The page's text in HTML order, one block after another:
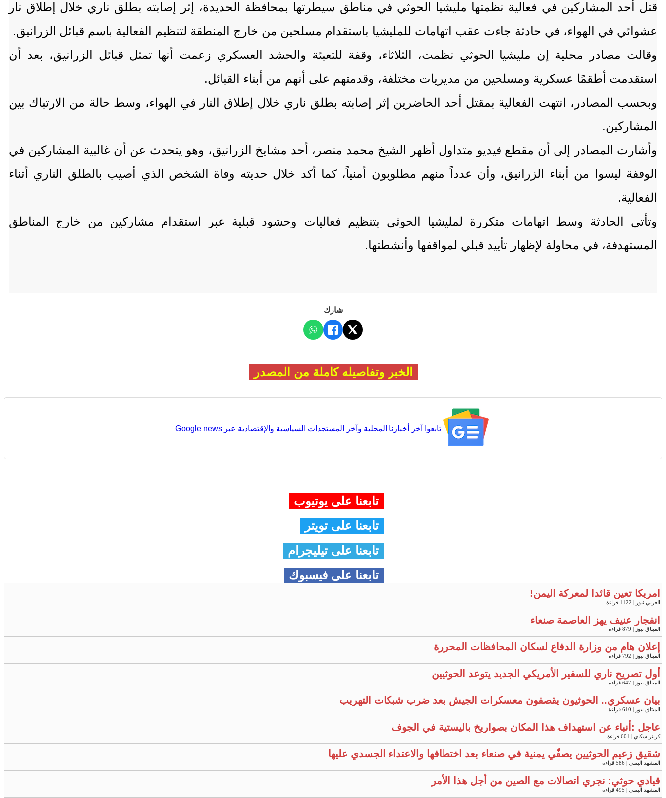
قتل أحد المشاركين في فعالية نظمتها مليشيا الحوثي في مناطق سيطرتها بمحافظة الحديدة، إثر إصابته بطلق ناري خلال إطلاق نار
عشوائي في الهواء، في حادثة جاءت عقب اتهامات للمليشيا باستقدام مسلحين من خارج المنطقة لتنظيم الفعالية باسم قبائل الزرانيق.
وقالت مصادر محلية إن مليشيا الحوثي نظمت، الثلاثاء، وقفة للتعبئة والحشد العسكري زعمت أنها تمثل قبائل الزرانيق، بعد أن
استقدمت أطقمًا عسكرية ومسلحين من مديريات مختلفة، وقدمتهم على أنهم من أبناء القبائل.
وبحسب المصادر، انتهت الفعالية بمقتل أحد الحاضرين إثر إصابته بطلق ناري خلال إطلاق النار في الهواء، وسط حالة من الارتباك بين
المشاركين.
وأشارت المصادر إلى أن مقطع فيديو متداول أظهر الشيخ محمد منصر، أحد مشايخ الزرانيق، وهو يتحدث عن أن غالبية المشاركين في
الوقفة ليسوا من أبناء الزرانيق، وأن عدداً منهم مطلوبون أمنياً، كما أكد خلال حديثه وفاة الشخص الذي أصيب بالطلق الناري أثناء
الفعالية.
وتأتي الحادثة وسط اتهامات متكررة لمليشيا الحوثي بتنظيم فعاليات وحشود قبلية عبر استقدام مشاركين من خارج المناطق
المستهدفة، في محاولة لإظهار تأييد قبلي لمواقفها وأنشطتها.
شارك
الخبر وتفاصيله كاملة من المصدر
تابعوا آخر أخبارنا المحلية وآخر المستجدات السياسية والإقتصادية عبر Google news
تابعنا على يوتيوب
تابعنا على تويتر
تابعنا على تيليجرام
تابعنا على فيسبوك
امريكا تعين قائدا لمعركة اليمن!
العربي نيوز | 1122 قراءة
انفجار عنيف يهز العاصمة صنعاء
الميثاق نيوز | 879 قراءة
إعلان هام من وزارة الدفاع لسكان المحافظات المحررة
الميثاق نيوز | 792 قراءة
أول تصريح ناري للسفير الأمريكي الجديد يتوعد الحوثيين
الميثاق نيوز | 647 قراءة
بيان عسكري.. الحوثيون يقصفون معسكرات الجيش بعد ضرب شبكات التهريب
الميثاق نيوز | 610 قراءة
عاجل :أنباء عن استهداف هذا المكان بصواريخ باليستية في الجوف
كريتر سكاي | 601 قراءة
شقيق زعيم الحوثيين يصفّي يمنية في صنعاء بعد اختطافها والاعتداء الجسدي عليها
المشهد اليمني | 586 قراءة
قيادي حوثي: نجري اتصالات مع الصين من أجل هذا الأمر
المشهد اليمني | 495 قراءة